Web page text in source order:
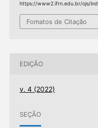
https://www2.ifrn.edu.br/ojs/
Fomatos de Citação
EDIÇÃO
v. 4 (2022)
SEÇÃO